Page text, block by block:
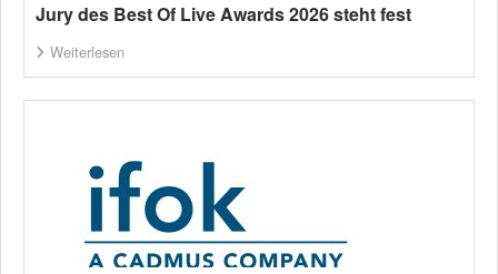
Jury des Best Of Live Awards 2026 steht fest
Weiterlesen